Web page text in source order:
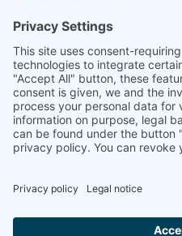
Konfigurator
Välj ditt språk
DE
EN
PL